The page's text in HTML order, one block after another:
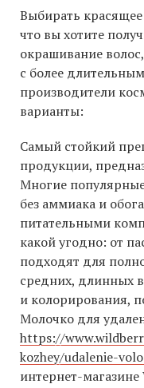
Выбирать
что вы хотите
окрашивание
с более
производители
варианты:
Самый стойкий
продукции,
Многие
без аммиака и
питательными
какой угодно: от
подходят для
средних, длинных
и колорирования,
Молочко для
https://
kozhey/udalenie-
интернет-